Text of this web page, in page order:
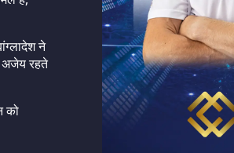
ने
अजेय रहते
को